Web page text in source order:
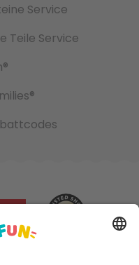
Service
Teile Service